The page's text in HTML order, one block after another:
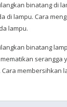
binatang di
di lampu. Cara
lampu.
binatang
serangga
membersihkan